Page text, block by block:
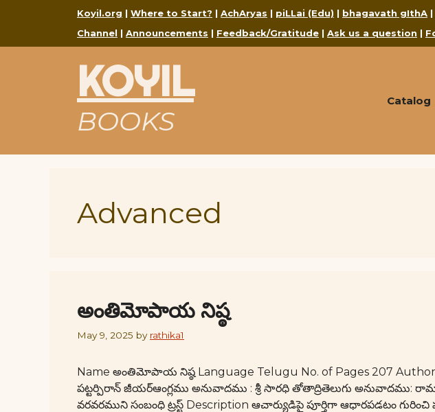
Koyil.org | Where to Start? | AchAryas | piLLai (Edu) | bhagavath gIthA |
Channel | Announcements | Feedback/Gratitude | Ask us a question |
KOYIL
BOOKS
Catalog
Advanced
అంతిమోపాయ నిష్ఠ
May 9, 2025 by rathika1
Name అంతిమోపాయ నిష్ఠ Language Telugu No. of Pages 207 Author
పట్టర్పిరాన్ జీయర్ఆంగ్లము అనువాదము : శ్రీ సారధి తోతాద్రితెలుగు అనువాదము:
వరవరముని సంబంధి ట్రస్ట్ Description ఆచార్యుడిపై పూర్తిగా ఆధారపడటం